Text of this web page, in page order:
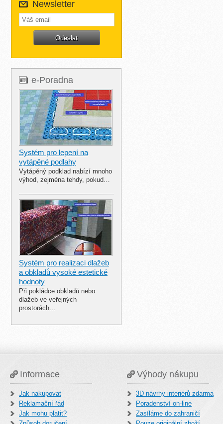
Newsletter
e-Poradna
Systém pro lepení na
vytápěné podlahy
Vytápěný podklad nabízí mnoho
výhod, zejména tehdy, pokud…
Systém pro realizaci dlažeb
a obkladů vysoké estetické
hodnoty
Při pokládce obkladů nebo
dlažeb ve veřejných
prostorách…
Informace
Jak nakupovat
Reklamační řád
Jak mohu platit?
Výhody nákupu
3D návrhy interiérů zdarma
Poradenství on-line
Zasíláme do zahraničí